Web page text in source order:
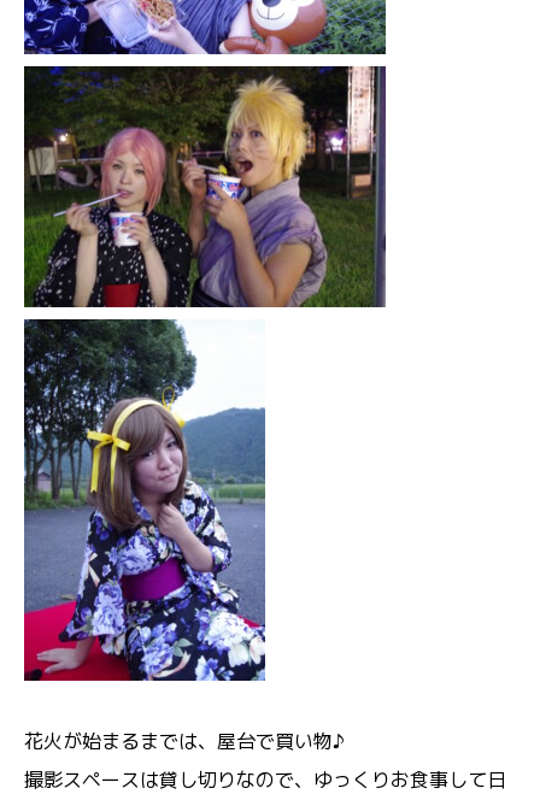
花火が始まるまでは、屋台で買い物♪
撮影スペースは貸し切りなので、ゆっくりお食事して日